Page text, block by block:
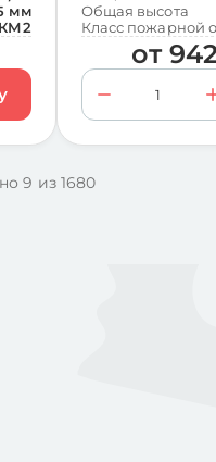
мм
КМ2
Общая высота
Класс пожарной
от
9 из 1680